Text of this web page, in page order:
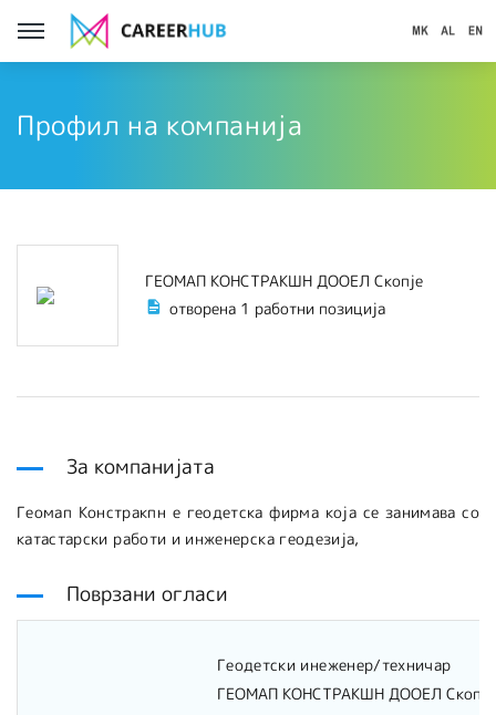
Профил на компанија
ГЕОМАП КОНСТРАКШН ДООЕЛ Скопје
отворена 1 работни позиција
За компанијата
Геомап Констракпн е геодетска фирма која се занимава со
катастарски работи и инженерска геодезија,
Поврзани огласи
Геодетски инеженер/техничар
ГЕОМАП КОНСТРАКШН ДООЕЛ Скопје,